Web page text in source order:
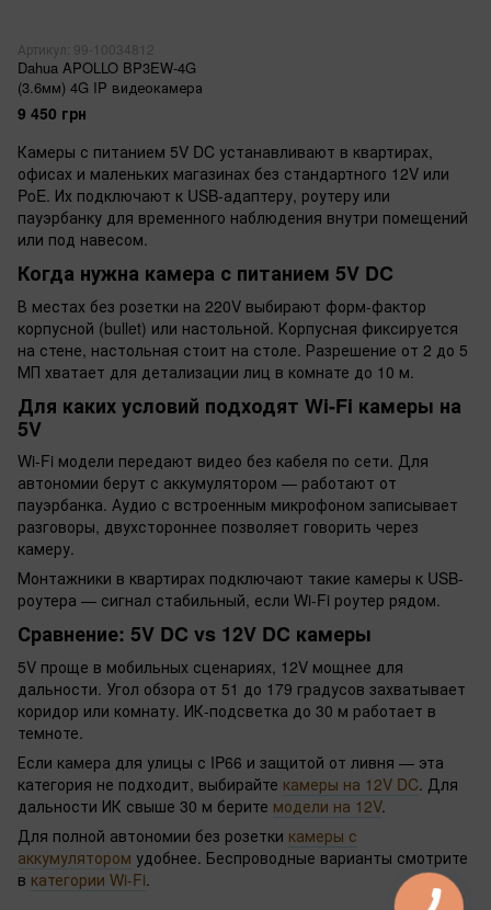
Артикул: 99-10034812
Dahua APOLLO BP3EW-4G
(3.6мм) 4G IP видеокамера
9 450 грн
Камеры с питанием 5V DC устанавливают в квартирах,
офисах и маленьких магазинах без стандартного 12V или
PoE. Их подключают к USB-адаптеру, роутеру или
пауэрбанку для временного наблюдения внутри помещений
или под навесом.
Когда нужна камера с питанием 5V DC
В местах без розетки на 220V выбирают форм-фактор
корпусной (bullet) или настольной. Корпусная фиксируется
на стене, настольная стоит на столе. Разрешение от 2 до 5
МП хватает для детализации лиц в комнате до 10 м.
Для каких условий подходят Wi-Fi камеры на
5V
Wi-Fi модели передают видео без кабеля по сети. Для
автономии берут с аккумулятором — работают от
пауэрбанка. Аудио с встроенным микрофоном записывает
разговоры, двухстороннее позволяет говорить через
камеру.
Монтажники в квартирах подключают такие камеры к USB-
роутера — сигнал стабильный, если Wi-Fi роутер рядом.
Сравнение: 5V DC vs 12V DC камеры
5V проще в мобильных сценариях, 12V мощнее для
дальности. Угол обзора от 51 до 179 градусов захватывает
коридор или комнату. ИК-подсветка до 30 м работает в
темноте.
Если камера для улицы с IP66 и защитой от ливня — эта
категория не подходит, выбирайте камеры на 12V DC. Для
дальности ИК свыше 30 м берите модели на 12V.
Для полной автономии без розетки камеры с
аккумулятором удобнее. Беспроводные варианты смотрите
в категории Wi-Fi.